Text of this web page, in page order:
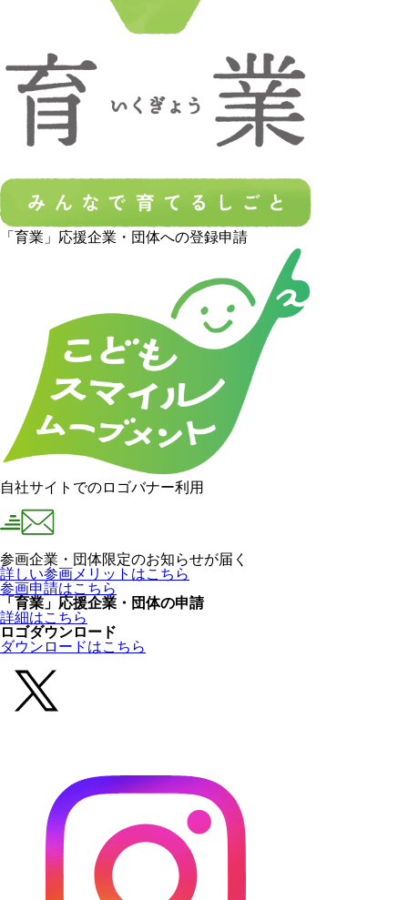
「育業」応援企業・団体への登録申請
自社サイトでのロゴバナー利用
参画企業・団体限定のお知らせが届く
詳しい参画メリットはこちら
参画申請はこちら
「育業」応援企業・団体の申請
詳細はこちら
ロゴダウンロード
ダウンロードはこちら